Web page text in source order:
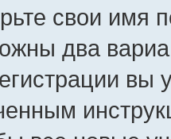
свои имя
два
вы